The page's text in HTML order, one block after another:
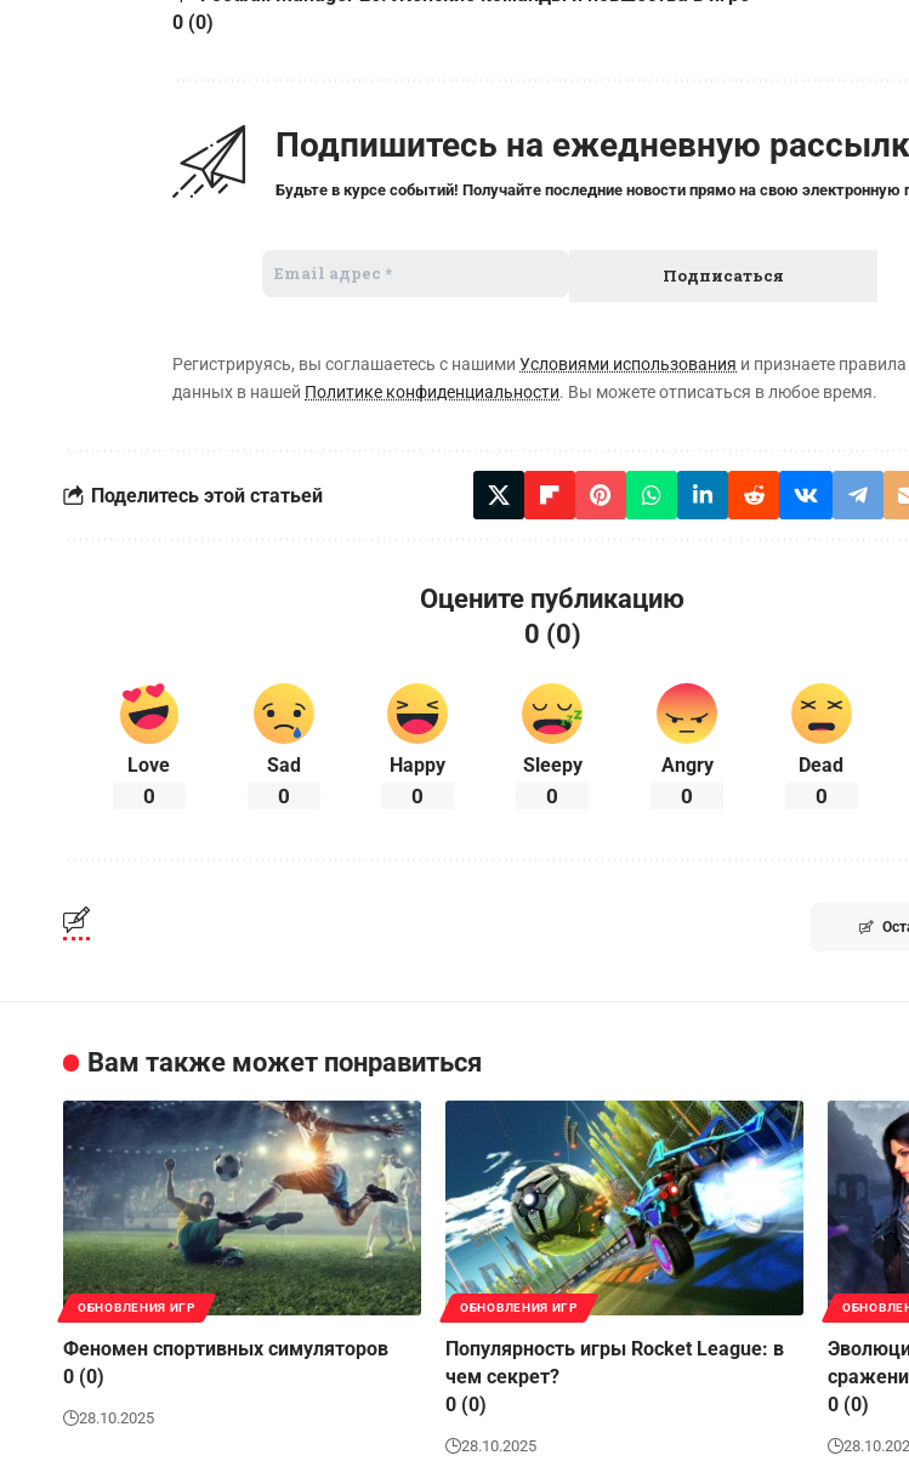
0 (0)
Подпишитесь на ежедневную
Будьте в курсе событий! Получайте последние новости прямо на свою электронную
Регистрируясь, вы соглашаетесь с нашими Условиями использования и признаете
данных в нашей Политике конфиденциальности. Вы можете отписаться в любое время.
Поделитесь этой статьей
Оцените публикацию
0 (0)
Love
0
Sad
0
Happy
0
Sleepy
0
Angry
0
Dead
0
Вам также может понравиться
ОБНОВЛЕНИЯ ИГР
Феномен спортивных симуляторов
0 (0)
28.10.2025
ОБНОВЛЕНИЯ ИГР
Популярность игры Rocket League: в
чем секрет?
0 (0)
28.10.2025
0 (0)